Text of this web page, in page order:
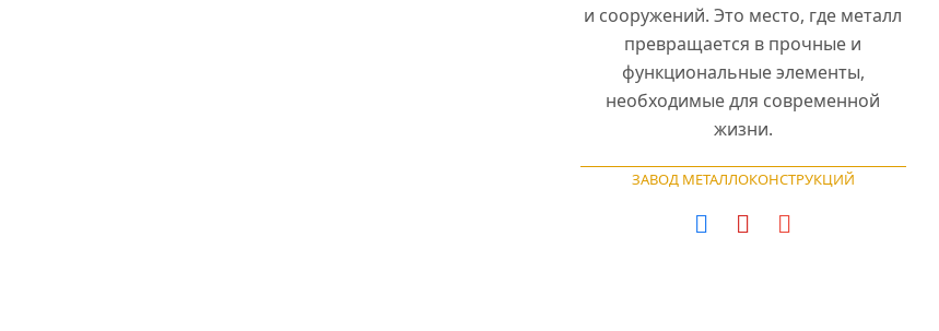
и сооружений. Это место, где металл
превращается в прочные и
функциональные элементы,
необходимые для современной
жизни.
ЗАВОД МЕТАЛЛОКОНСТРУКЦИЙ